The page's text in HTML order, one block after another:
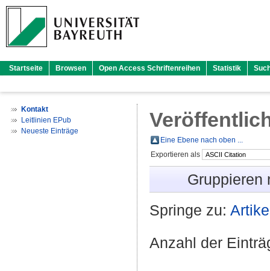
Startseite Browsen Open Access Schriftenreihen Statistik
Kontakt
Leitlinien EPub
Neueste Einträge
Eine Ebene nach oben ...
Exportieren als
Gruppieren
Springe zu:
Anzahl der